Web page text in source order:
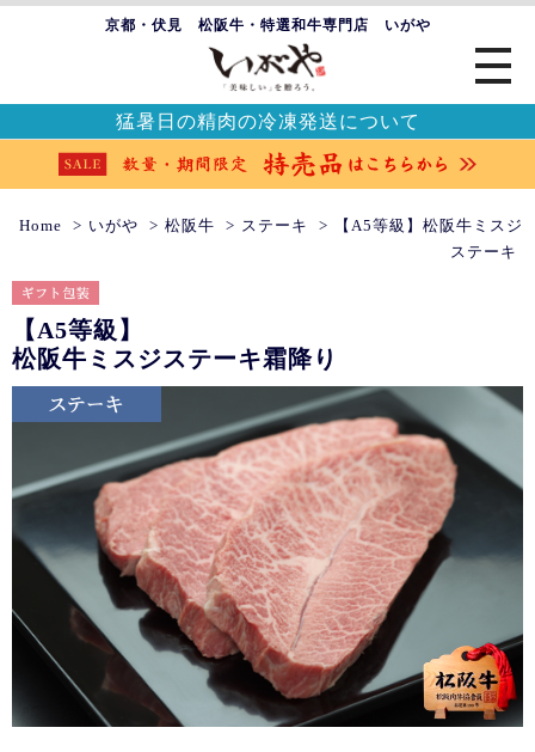
京都・伏見 松阪牛・特選和牛専門店 いがや
猛暑日の精肉の冷凍発送について
Home いがや 松阪牛 ステーキ
【A5等級】松阪牛ミスジ
ステーキ
【A5等級】
松阪牛ミスジステーキ霜降り